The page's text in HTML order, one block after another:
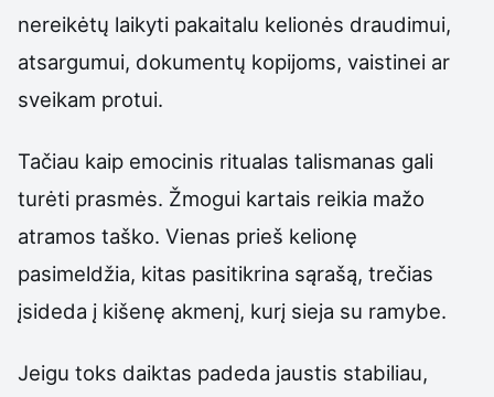
nereikėtų laikyti pakaitalu kelionės draudimui,
atsargumui, dokumentų kopijoms, vaistinei ar
sveikam protui.
Tačiau kaip emocinis ritualas talismanas gali
turėti prasmės. Žmogui kartais reikia mažo
atramos taško. Vienas prieš kelionę
pasimeldžia, kitas pasitikrina sąrašą, trečias
įsideda į kišenę akmenį, kurį sieja su ramybe.
Jeigu toks daiktas padeda jaustis stabiliau,